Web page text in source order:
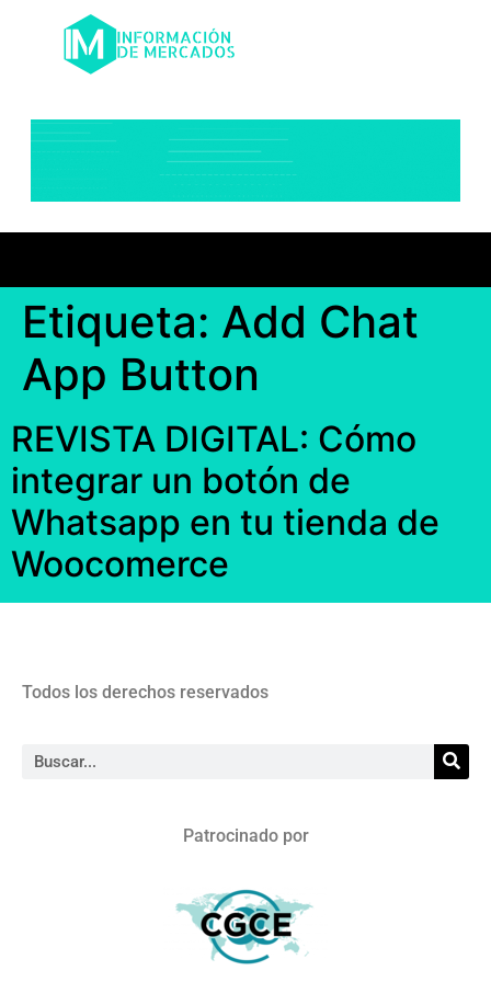
Etiqueta: Add Chat
App Button
REVISTA DIGITAL: Cómo
integrar un botón de
Whatsapp en tu tienda de
Woocomerce
Todos los derechos reservados
Patrocinado por